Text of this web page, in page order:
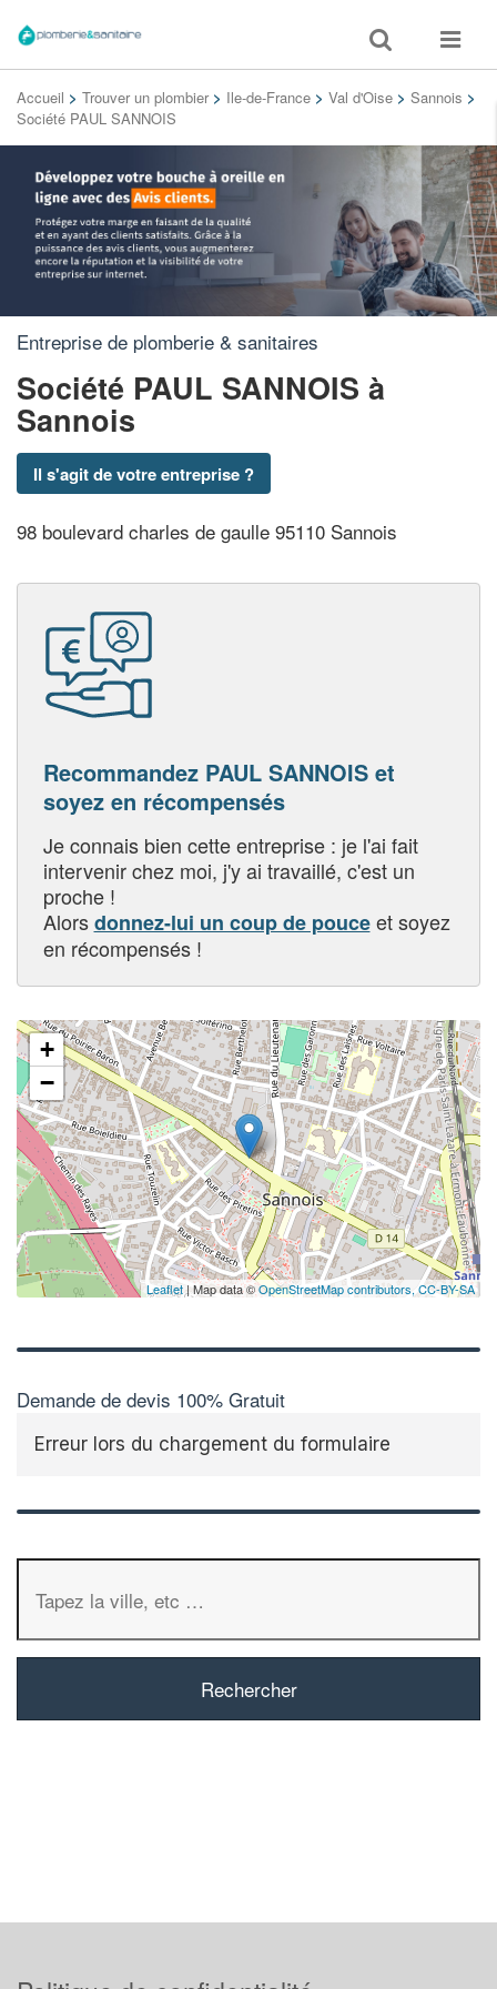
Toggle
search
Toggle
Accueil > Trouver un plombier > Ile-de-France > Val d'Oise > Sannois >
Société PAUL SANNOIS
Entreprise de plomberie & sanitaires
Société PAUL SANNOIS à
Sannois
Il s'agit de votre entreprise ?
98 boulevard charles de gaulle 95110 Sannois
Recommandez PAUL SANNOIS et
soyez en récompensés
Je connais bien cette entreprise : je l'ai fait
intervenir chez moi, j'y ai travaillé, c'est un
proche !
Alorsdonnez-lui un coup de pouceet soyez
en récompensés !
+
−
Leaflet| Map data ©OpenStreetMap contributors, CC-BY-SA
Demande de devis 100% Gratuit
Erreur lors du chargement du formulaire